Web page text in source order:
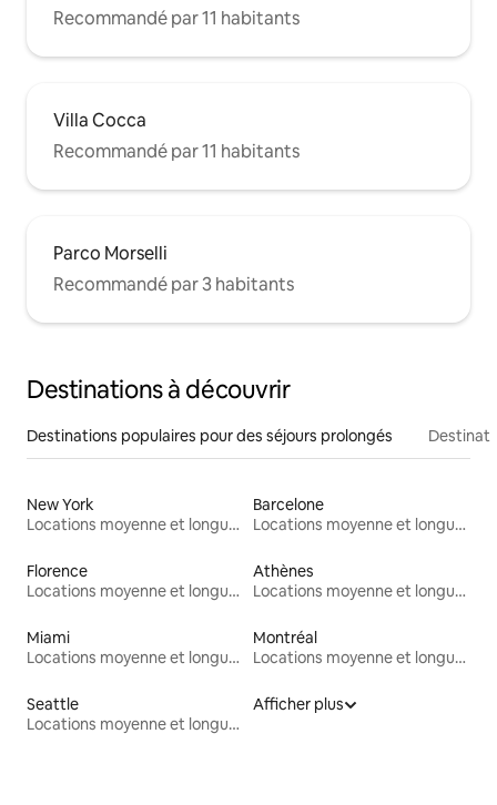
Recommandé par 11 habitants
Villa Cocca
Recommandé par 11 habitants
Parco Morselli
Recommandé par 3 habitants
Destinations à découvrir
Destinations populaires pour des séjours prolongés
New York
Locations moyenne et longue durée
Barcelone
Locations moyenne et longue durée
Florence
Locations moyenne et longue durée
Athènes
Locations moyenne et longue durée
Miami
Locations moyenne et longue durée
Montréal
Locations moyenne et longue durée
Seattle
Locations moyenne et longue durée
Afficher plus